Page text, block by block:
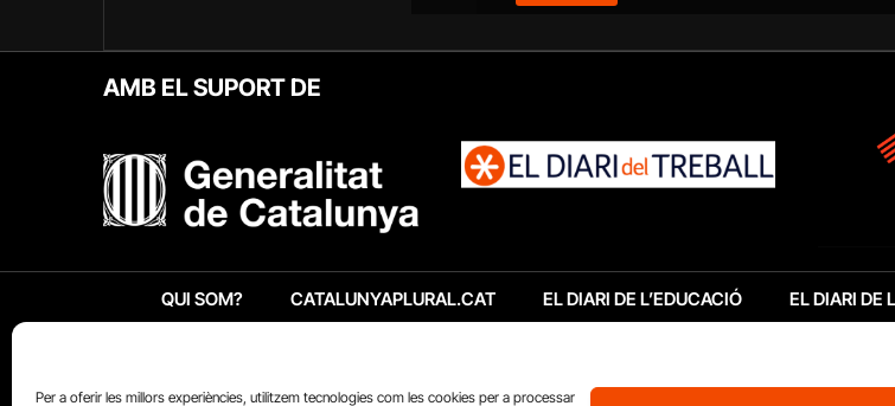
Per a oferir les millors experiències, utilitzem tecnologies com les cookies per a processar
AMB EL SUPORT DE
QUI SOM? CATALUNYAPLURAL.CAT EL DIARI DE L’EDUCACIÓ EL DIARI DE